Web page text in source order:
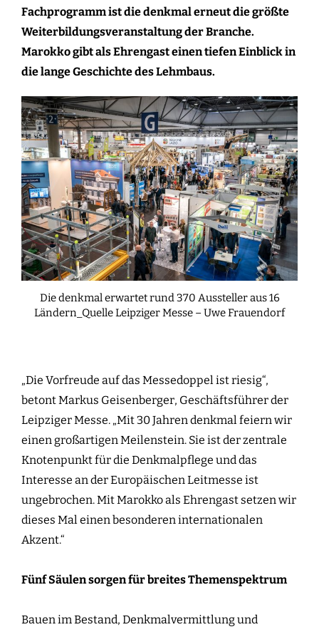
Fachprogramm ist die denkmal erneut die größte
Weiterbildungsveranstaltung der Branche.
Marokko gibt als Ehrengast einen tiefen Einblick in
die lange Geschichte des Lehmbaus.
Die denkmal erwartet rund 370 Aussteller aus 16
Ländern_Quelle Leipziger Messe – Uwe Frauendorf
„Die Vorfreude auf das Messedoppel ist riesig“,
betont Markus Geisenberger, Geschäftsführer der
Leipziger Messe. „Mit 30 Jahren denkmal feiern wir
einen großartigen Meilenstein. Sie ist der zentrale
Knotenpunkt für die Denkmalpflege und das
Interesse an der Europäischen Leitmesse ist
ungebrochen. Mit Marokko als Ehrengast setzen wir
dieses Mal einen besonderen internationalen
Akzent.“
Fünf Säulen sorgen für breites Themenspektrum
Bauen im Bestand, Denkmalvermittlung und